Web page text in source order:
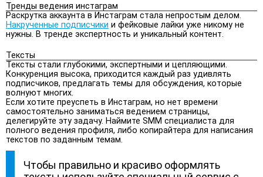
Тренды ведения инстаграм
Раскрутка аккаунта в Инстаграм стала непростым делом.
Накрученные подписчики и фейковые лайки уже никому не
нужны. В тренде экспертность и уникальный контент.
Тексты
Тексты стали глубокими, экспертными и цепляющими.
Конкуренция высока, приходится каждый раз удивлять
подписчиков, предлагать темы для обсуждения, которые
волнуют многих.
Если хотите преуспеть в Инстаграм, но нет времени
самостоятельно заниматься ведением страницы,
делегируйте эту задачу. Наймите SMM специалиста для
полного ведения профиля, либо копирайтера для написания
текстов по заданным темам.
Чтобы правильно и красиво оформлять